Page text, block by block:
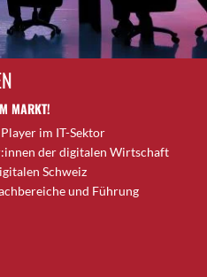
MARKT!
im IT-Sektor
der digitalen Wirtschaft
Schweiz
und Führung